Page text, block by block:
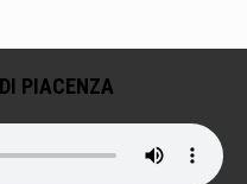
PIACENZA